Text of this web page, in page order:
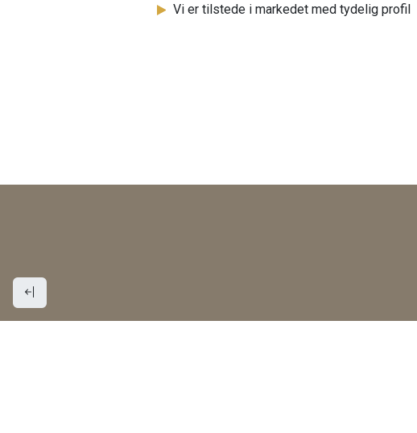
Vi er tilstede i markedet med tydelig profil​